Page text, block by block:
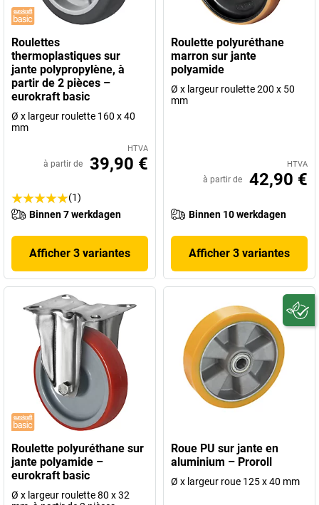
Roulettes
thermoplastiques sur
jante polypropylène, à
partir de 2 pièces –
eurokraft basic
Ø x largeur roulette 160 x 40
mm
HTVA
à partir de 39,90 €
(1)
Binnen 7 werkdagen
Afficher 3 variantes
Roulette polyuréthane
marron sur jante
polyamide
Ø x largeur roulette 200 x 50
mm
HTVA
à partir de 42,90 €
Binnen 10 werkdagen
Afficher 3 variantes
Roulette polyuréthane sur
jante polyamide –
eurokraft basic
Ø x largeur roulette 80 x 32
Roue PU sur jante en
aluminium – Proroll
Ø x largeur roue 125 x 40 mm